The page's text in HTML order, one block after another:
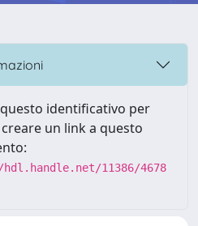
identificativo per
un link a questo
11386/4678